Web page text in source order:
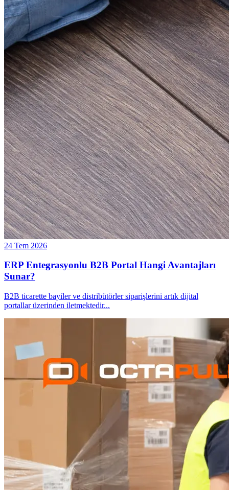
24 Tem 2026
ERP Entegrasyonlu B2B Portal Hangi Avantajları
Sunar?
B2B ticarette bayiler ve distribütörler siparişlerini artık dijital
portallar üzerinden iletmektedir...